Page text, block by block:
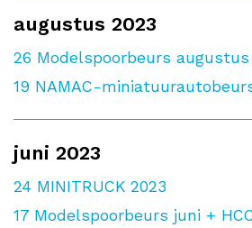
augustus 2023
26 Modelspoorbeurs augustus
19 NAMAC-
juni 2023
24 MINITRUCK 2023
17 Modelspoorbeurs juni +